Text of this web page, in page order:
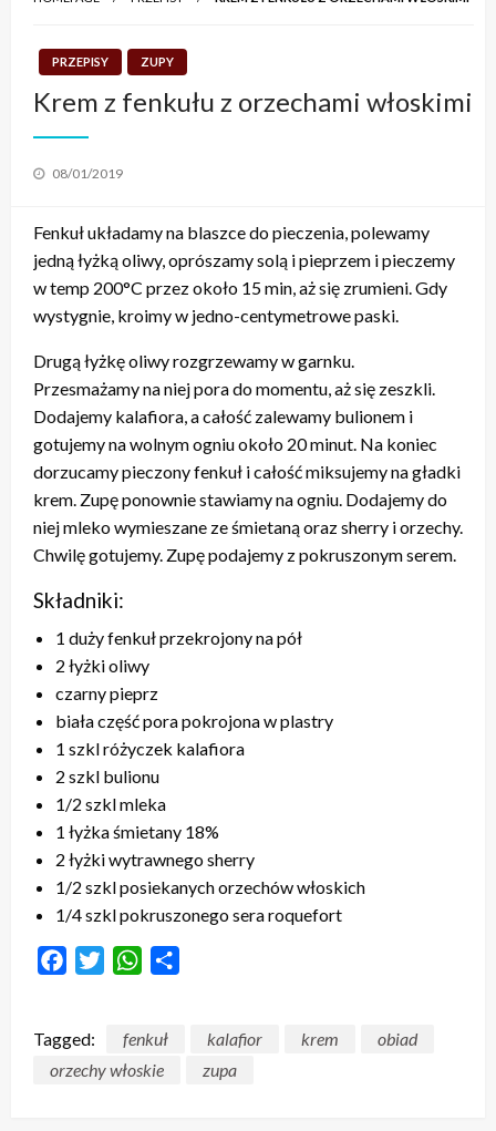
PRZEPISY ZUPY
Krem z fenkułu z orzechami włoskimi
Posted
08/01/2019
Fenkuł układamy na blaszce do pieczenia, polewamy
jedną łyżką oliwy, oprószamy solą i pieprzem i pieczemy
w temp 200°C przez około 15 min, aż się zrumieni. Gdy
wystygnie, kroimy w jedno-centymetrowe paski.
Drugą łyżkę oliwy rozgrzewamy w garnku.
Przesmażamy na niej pora do momentu, aż się zeszkli.
Dodajemy kalafiora, a całość zalewamy bulionem i
gotujemy na wolnym ogniu około 20 minut. Na koniec
dorzucamy pieczony fenkuł i całość miksujemy na gładki
krem. Zupę ponownie stawiamy na ogniu. Dodajemy do
niej mleko wymieszane ze śmietaną oraz sherry i orzechy.
Chwilę gotujemy. Zupę podajemy z pokruszonym serem.
Składniki:
1 duży fenkuł przekrojony na pół
2 łyżki oliwy
czarny pieprz
biała część pora pokrojona w plastry
1 szkl różyczek kalafiora
2 szkl bulionu
1/2 szkl mleka
1 łyżka śmietany 18%
2 łyżki wytrawnego sherry
1/2 szkl posiekanych orzechów włoskich
1/4 szkl pokruszonego sera roquefort
FacebookTwitterWhatsApp
Tagged: fenkuł kalafior krem
obiad
orzechy włoskie
zupa